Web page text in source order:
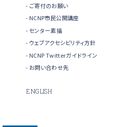
ご寄付のお願い
NCNP市民公開講座
センター素描
ウェブアクセシビリティ方針
NCNP Twitterガイドライン
お問い合わせ先
ENGLISH